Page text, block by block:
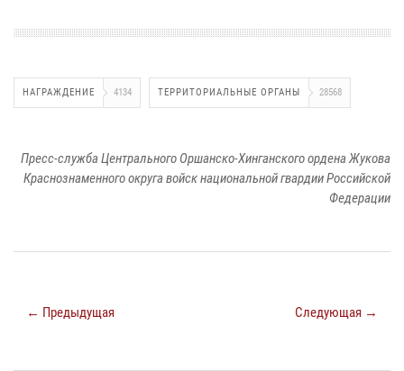
НАГРАЖДЕНИЕ 4134 ТЕРРИТОРИАЛЬНЫЕ ОРГАНЫ 28568
Пресс-служба Центрального Оршанско-Хинганского ордена Жукова
Краснознаменного округа войск национальной гвардии Российской
Федерации
← Предыдущая Следующая →